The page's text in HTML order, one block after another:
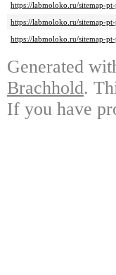
https://labmoloko.ru/sitemap-
https://labmoloko.ru/sitemap-
https://labmoloko.ru/sitemap-
Generated
Brachhold.
If you have